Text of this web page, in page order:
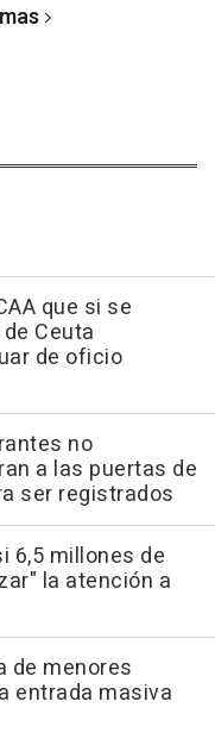
que si se
Ceuta
de oficio
no
a las puertas de
ser registrados
6,5 millones de
la atención a
de menores
entrada masiva